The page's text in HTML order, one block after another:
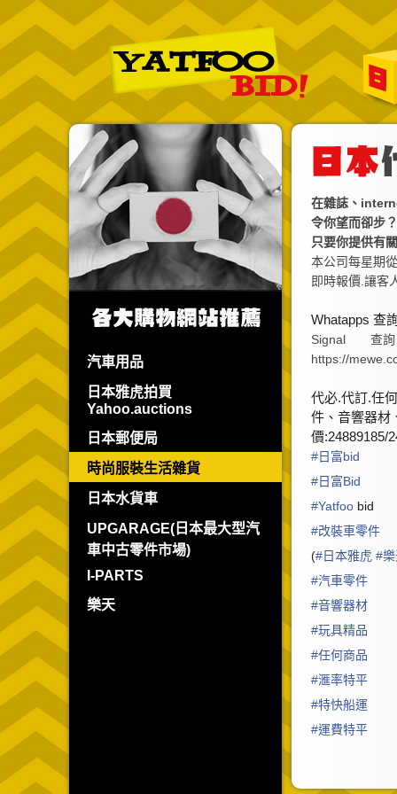
汽車用品
日本雅虎拍買
Yahoo.auctions
日本郵便局
時尚服裝生活雜貨
日本水貨車
UPGARAGE(日本最大型汽
車中古零件市場)
I-PARTS
樂天
在雜誌、
令你望而卻步
只要你提供有
本公司每星期
即時報價.讓客
Whatapps 查
Signal 查詢
https://
代必.代訂.任
件、音響器材
價:24889185/
#日富bid
#日富Bid
#Yatfoobid
#改裝車零件
(#日本雅虎 #
#汽車零件
#音響器材
#玩具精品
#任何商品
#滙率特平
#特快船運
#運費特平